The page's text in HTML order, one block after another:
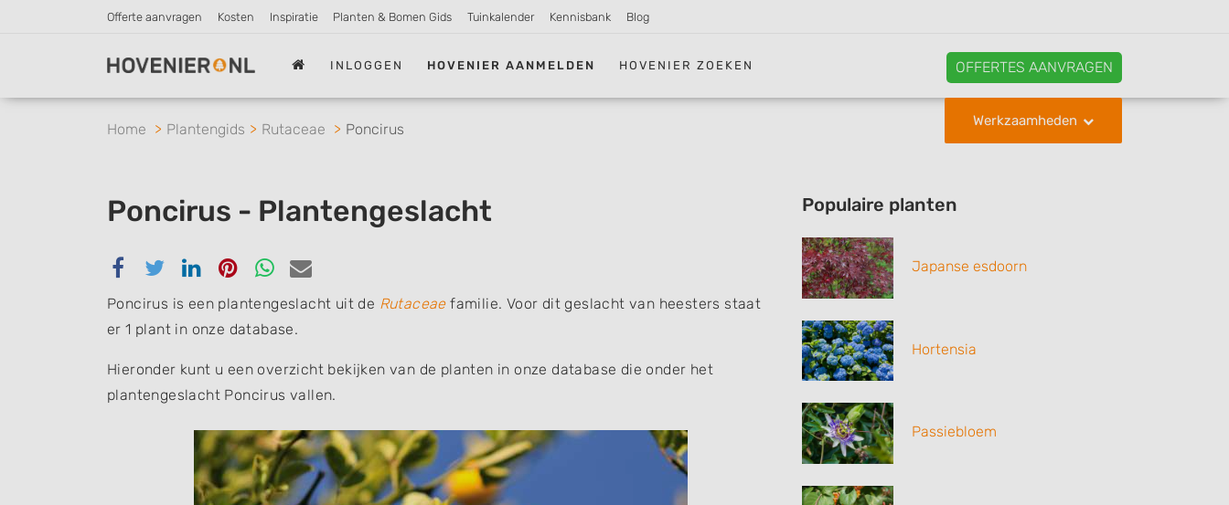
Offerte aanvragen Kosten Inspiratie Planten & Bomen Gids Tuinkalender Kennisbank Blog
INLOGGEN HOVENIER AANMELDEN HOVENIER ZOEKEN OFFERTES AANVRAGEN
Werkzaamheden
Home Plantengids Rutaceae Poncirus
Poncirus - Plantengeslacht
Delen
Facebook
Delen
Twitter
Delen
Linkedin
Delen
Pinterest
Delen
Whatsapp
Delen
email
Poncirus is een plantengeslacht uit de Rutaceaefamilie. Voor dit geslacht van heesters staat
er 1 plant in onze database.
Hieronder kunt u een overzicht bekijken van de planten in onze database die onder het
plantengeslacht Poncirus vallen.
Populaire planten
Japanse esdoorn
Hortensia
Passiebloem